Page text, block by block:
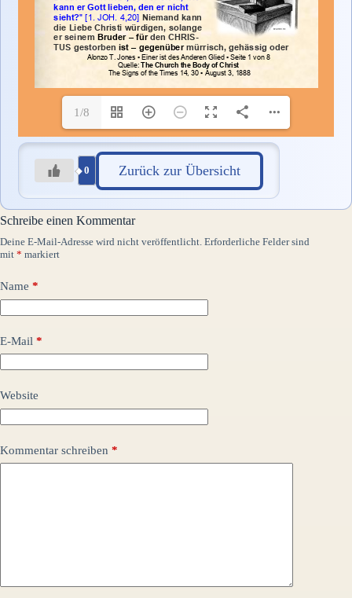
1/8
0 Zurück zur Übersicht
Schreibe einen Kommentar
Deine E-Mail-Adresse wird nicht veröffentlicht. Erforderliche Felder sind
mit * markiert
Name *
E-Mail *
Website
Kommentar schreiben *